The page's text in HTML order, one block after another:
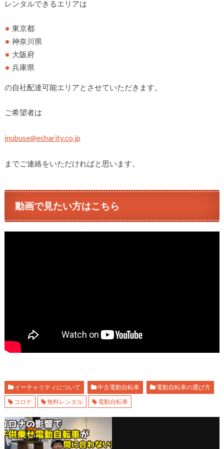
レンタルできるエリアは
東京都
神奈川県
大阪府
兵庫県
の自社配達可能エリアとさせていただきます。
ご希望者は
inubuse@echarity.co.jp
までご連絡をいただければと思います。
動画で見たい方はこちら
イーチャリティについて 中古電動自転車
電動自転車の選び方
コロナ
無料レンタル 電動自転車